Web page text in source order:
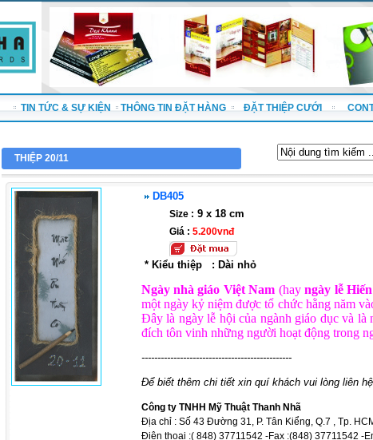
TIN TỨC & SỰ KIỆN THÔNG TIN ĐẶT HÀNG ĐẶT THIỆP CƯỚI
THIỆP 20/11
DB405
Size : 9 x 18 cm
Giá : 5.200vnđ
* Kiểu thiệp : Dài nhỏ
Ngày nhà giáo Việt Nam (hayngày lễ
một ngày kỷ niệm được tổ chức hằng năm
Đây là ngày lễ hội của ngành giáo dục và là
đích tôn vinh những người hoạt động trong
-----------------------------------------------
Để biết thêm chi tiết xin quí khách vui lòng liên
Công ty TNHH Mỹ Thuật Thanh Nhã
Địa chỉ : Số 43 Đường 31, P. Tân Kiểng, Q.7 , Tp.
Điện thoại :( 848) 37711542 -Fax :(848) 37711542 -